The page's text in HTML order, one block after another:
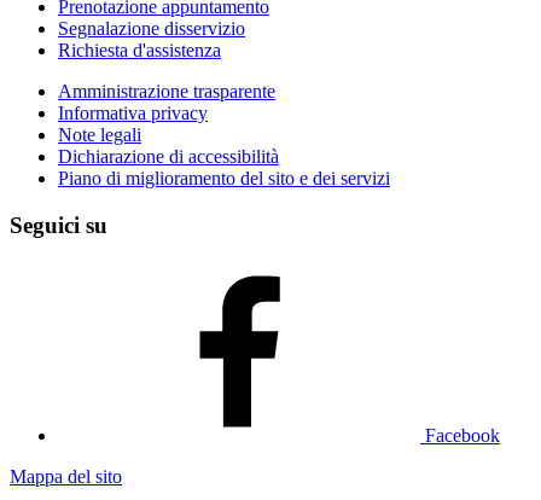
Prenotazione appuntamento
Segnalazione disservizio
Richiesta d'assistenza
Amministrazione trasparente
Informativa privacy
Note legali
Dichiarazione di accessibilità
Piano di miglioramento del sito e dei servizi
Seguici su
Facebook
Mappa del sito